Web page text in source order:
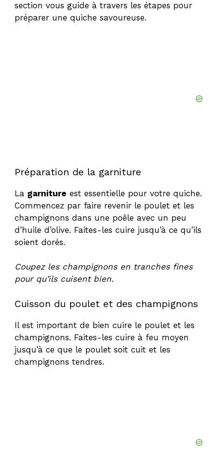
section vous guide à travers les étapes pour
préparer une quiche savoureuse.
Préparation de la garniture
La garniture est essentielle pour votre quiche.
Commencez par faire revenir le poulet et les
champignons dans une poêle avec un peu
d’huile d’olive. Faites-les cuire jusqu’à ce qu’ils
soient dorés.
Coupez les champignons en tranches fines
pour qu’ils cuisent bien.
Cuisson du poulet et des champignons
Il est important de bien cuire le poulet et les
champignons. Faites-les cuire à feu moyen
jusqu’à ce que le poulet soit cuit et les
champignons tendres.